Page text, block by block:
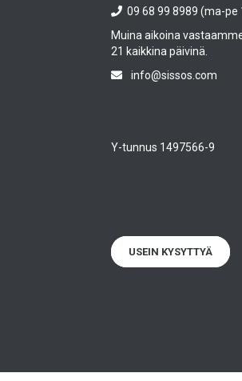
09 68 99 8989 (ma-pe
Muina aikoina
21 kaikkina päivinä.
info@sissos.com
Y-tunnus 1497566-9
USEIN KYSYTTYÄ